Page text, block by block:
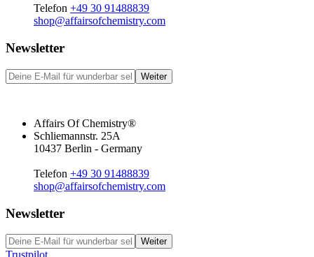
Telefon +49 30 91488839
shop@affairsofchemistry.com
Newsletter
Weiter
Affairs Of Chemistry®
Schliemannstr. 25A
10437 Berlin - Germany
Telefon +49 30 91488839
shop@affairsofchemistry.com
Newsletter
Weiter